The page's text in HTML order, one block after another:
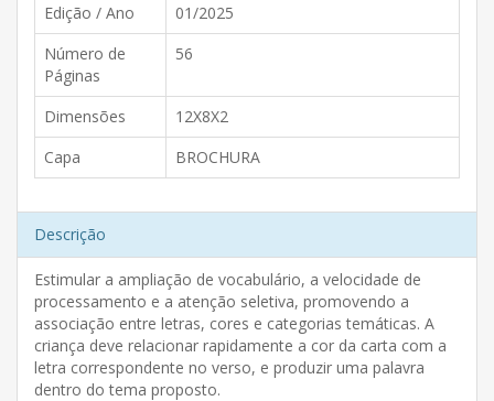
Edição / Ano
01/2025
Número de
Páginas
56
Dimensões
12X8X2
Capa
BROCHURA
Descrição
Estimular a ampliação de vocabulário, a velocidade de
processamento e a atenção seletiva, promovendo a
associação entre letras, cores e categorias temáticas. A
criança deve relacionar rapidamente a cor da carta com a
letra correspondente no verso, e produzir uma palavra
dentro do tema proposto.